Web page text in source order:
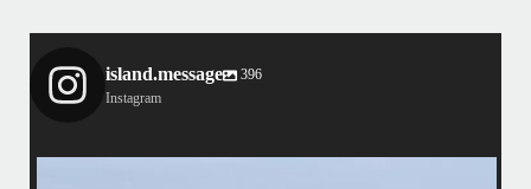
island.message
396
Instagram